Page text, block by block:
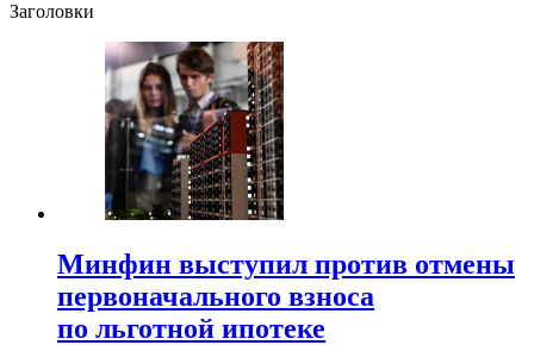
Заголовки
Минфин выступил против отмены
первоначального взноса
по льготной ипотеке